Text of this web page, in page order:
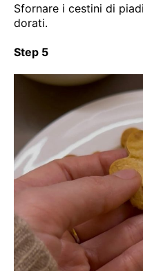
Sfornare i cestini di
dorati.
Step 5